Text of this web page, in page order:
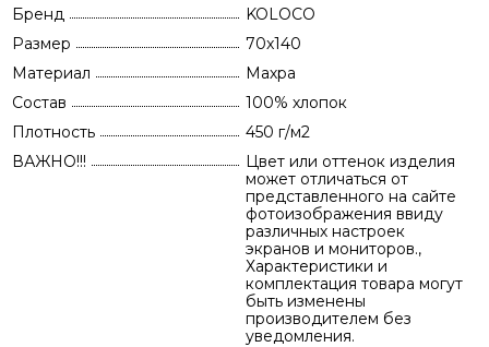
Бренд
KOLOCO
Размер
70x140
Материал
Махра
Состав
100% хлопок
Плотность
450 г/м2
ВАЖНО!!!
Цвет или оттенок изделия
может отличаться от
представленного на сайте
фотоизображения ввиду
различных настроек
экранов и мониторов.,
Характеристики и
комплектация товара могут
быть изменены
производителем без
уведомления.